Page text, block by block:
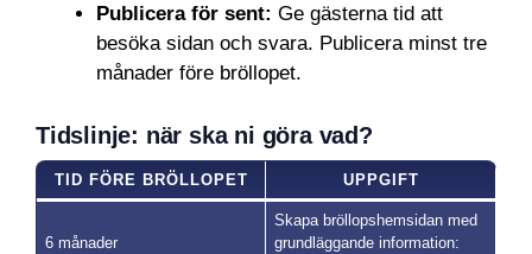
Publicera för sent: Ge gästerna tid att
besöka sidan och svara. Publicera minst tre
månader före bröllopet.
Tidslinje: när ska ni göra vad?
TID FÖRE BRÖLLOPET UPPGIFT
6 månader
Skapa bröllopshemsidan med
grundläggande information: